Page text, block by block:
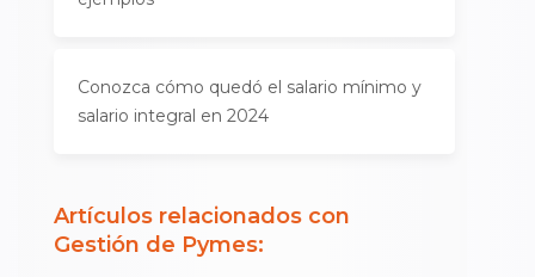
Conozca cómo quedó el salario mínimo y
salario integral en 2024
Artículos relacionados con
Gestión de Pymes: